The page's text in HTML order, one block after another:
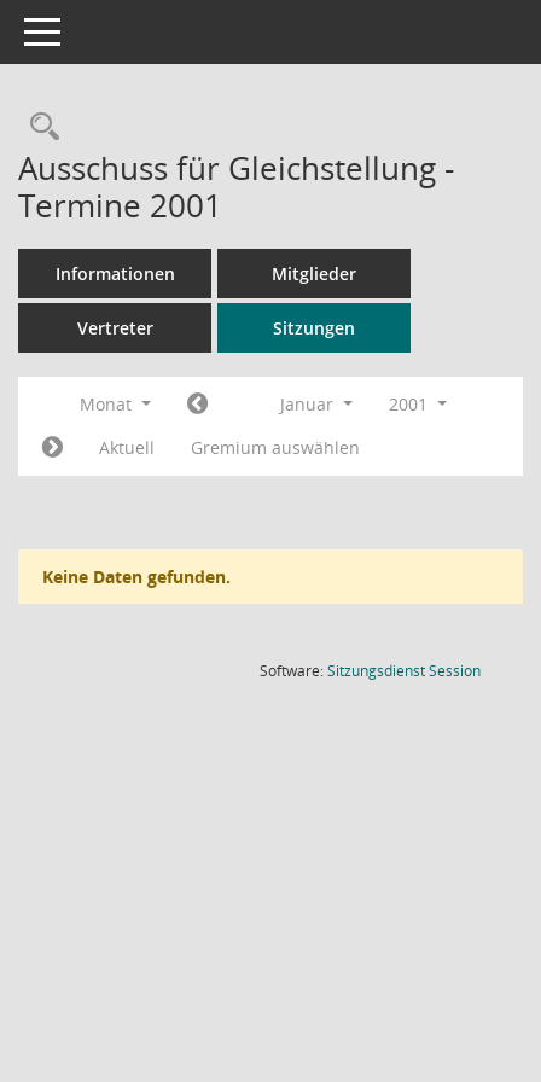
Toggle navigation
Rechercheauswahl
Ausschuss für Gleichstellung -
Termine 2001
Informationen Mitglieder
Vertreter Sitzungen
Monat Januar
2001
Aktuell
Gremium auswählen
Keine Daten gefunden.
Software:SitzungsdienstSession(Wird in